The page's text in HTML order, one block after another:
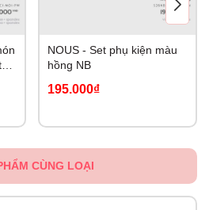
NOUS - Set phụ kiện màu
hồng NB
195.000₫
CÙNG LOẠI